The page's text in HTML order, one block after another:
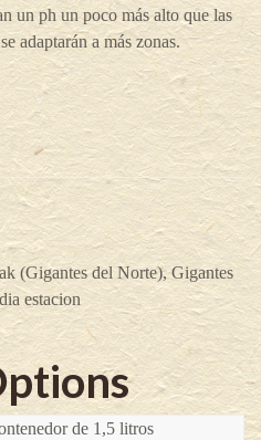
un ph un poco más alto que las
adaptarán a más zonas.
(Gigantes del Norte),Gigantes
estacion
de 1,5 litros